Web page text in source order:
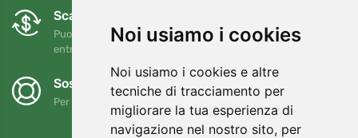
Noi usiamo i cookies
Noi usiamo i cookies e altre
tecniche di tracciamento per
migliorare la tua esperienza di
navigazione nel nostro sito, per
Scambi e resi gratuiti
Puoi restituire o cambiare il tuo ordine in qualsiasi momento
entro 90 giorni
Sosteniamo Trees.org
Per ogni ordine piantiamo un albero! Leggi di più